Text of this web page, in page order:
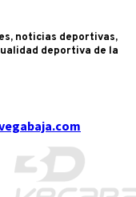
noticias deportivas,
deportiva de la